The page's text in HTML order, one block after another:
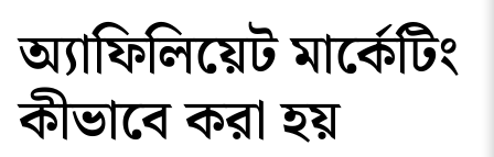
অ্যাফিলিয়েট মার্কেটিং
কীভাবে করা হয়